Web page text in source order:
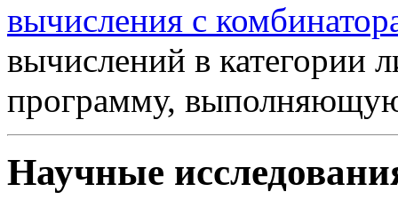
вычисления с
вычислений в категории
программу,
Научные